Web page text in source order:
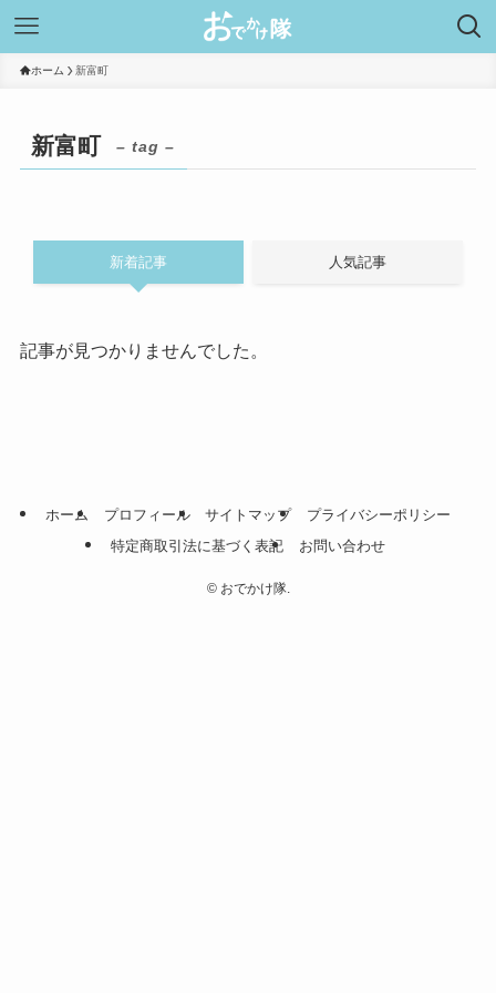
ホーム 新富町
新富町 – tag –
新着記事 人気記事
記事が見つかりませんでした。
ホーム プロフィール サイトマップ
プライバシーポリシー
特定商取引法に基づく表記
お問い合わせ
©おでかけ隊.